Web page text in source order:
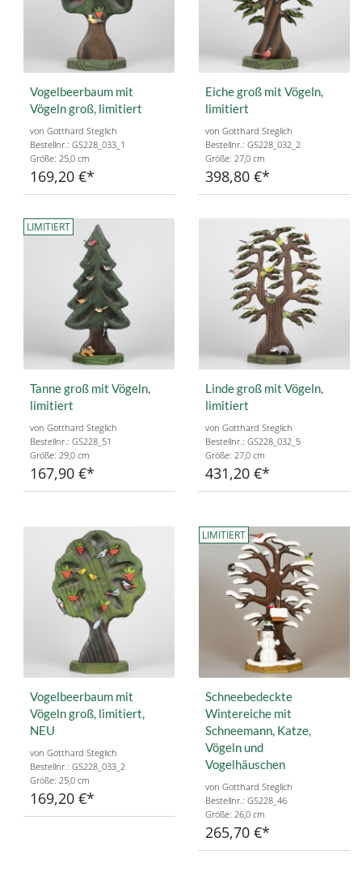
Vogelbeerbaum mit
Vögeln groß, limitiert
von Gotthard Steglich
Bestellnr.: GS228_033_1
Größe: 25,0 cm
169,20 €
Eiche groß mit Vögeln,
limitiert
von Gotthard Steglich
Bestellnr.: GS228_032_2
Größe: 27,0 cm
398,80 €
LIMITIERT
Tanne groß mit Vögeln,
limitiert
von Gotthard Steglich
Bestellnr.: GS228_51
Größe: 29,0 cm
167,90 €
Linde groß mit Vögeln,
limitiert
von Gotthard Steglich
Bestellnr.: GS228_032_5
Größe: 27,0 cm
431,20 €
Vogelbeerbaum mit
Vögeln groß, limitiert,
NEU
von Gotthard Steglich
Bestellnr.: GS228_033_2
Größe: 25,0 cm
169,20 €
LIMITIERT
Schneebedeckte
Wintereiche mit
Schneemann, Katze,
Vögeln und
Vogelhäuschen
von Gotthard Steglich
Bestellnr.: GS228_46
Größe: 26,0 cm
265,70 €